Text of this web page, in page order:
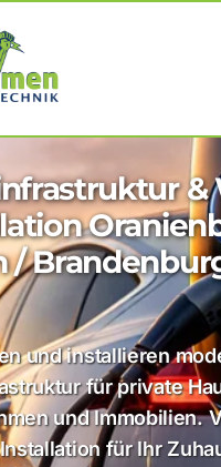
&
/
und installieren
für private
und Immobilien.
für Ihr